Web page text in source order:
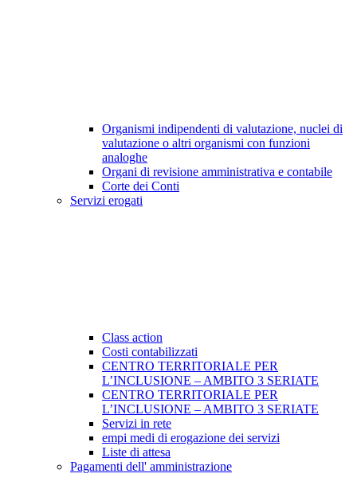
Organismi indipendenti di valutazione, nuclei di
valutazione o altri organismi con funzioni
analoghe
Organi di revisione amministrativa e contabile
Corte dei Conti
Servizi erogati
Class action
Costi contabilizzati
CENTRO TERRITORIALE PER
L’INCLUSIONE – AMBITO 3 SERIATE
CENTRO TERRITORIALE PER
L’INCLUSIONE – AMBITO 3 SERIATE
Servizi in rete
empi medi di erogazione dei servizi
Liste di attesa
Pagamenti dell' amministrazione